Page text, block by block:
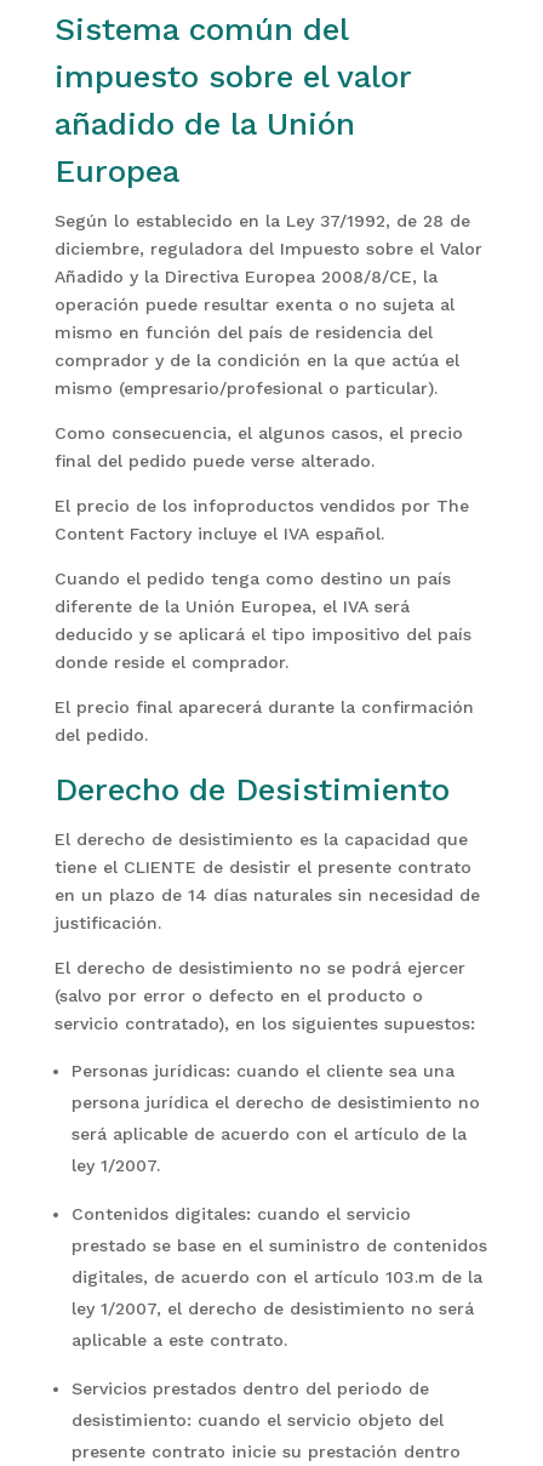
Sistema común del
impuesto sobre el valor
añadido de la Unión
Europea
Según lo establecido en la Ley 37/1992, de 28 de
diciembre, reguladora del Impuesto sobre el Valor
Añadido y la Directiva Europea 2008/8/CE, la
operación puede resultar exenta o no sujeta al
mismo en función del país de residencia del
comprador y de la condición en la que actúa el
mismo (empresario/profesional o particular).
Como consecuencia, el algunos casos, el precio
final del pedido puede verse alterado.
El precio de los infoproductos vendidos por The
Content Factory incluye el IVA español.
Cuando el pedido tenga como destino un país
diferente de la Unión Europea, el IVA será
deducido y se aplicará el tipo impositivo del país
donde reside el comprador.
El precio final aparecerá durante la confirmación
del pedido.
Derecho de Desistimiento
El derecho de desistimiento es la capacidad que
tiene el CLIENTE de desistir el presente contrato
en un plazo de 14 días naturales sin necesidad de
justificación.
El derecho de desistimiento no se podrá ejercer
(salvo por error o defecto en el producto o
servicio contratado), en los siguientes supuestos:
Personas jurídicas: cuando el cliente sea una
persona jurídica el derecho de desistimiento no
será aplicable de acuerdo con el artículo de la
ley 1/2007.
Contenidos digitales: cuando el servicio
prestado se base en el suministro de contenidos
digitales, de acuerdo con el artículo 103.m de la
ley 1/2007, el derecho de desistimiento no será
aplicable a este contrato.
Servicios prestados dentro del periodo de
desistimiento: cuando el servicio objeto del
presente contrato inicie su prestación dentro